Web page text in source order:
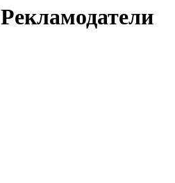
Рекламодатели